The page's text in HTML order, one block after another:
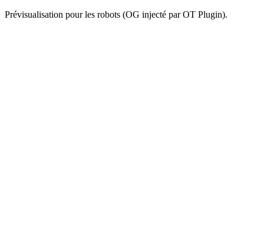
Prévisualisation pour les robots (OG injecté par OT Plugin).